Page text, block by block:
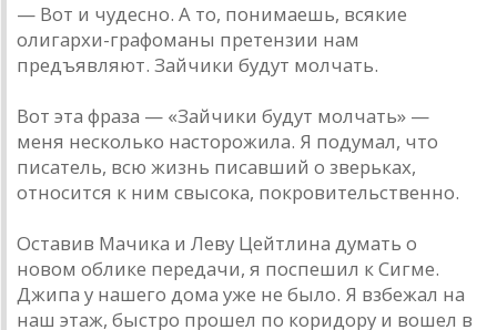
— Вот и чудесно. А то, понимаешь, всякие
олигархи-графоманы претензии нам
предъявляют. Зайчики будут молчать.
Вот эта фраза — «Зайчики будут молчать» —
меня несколько насторожила. Я подумал, что
писатель, всю жизнь писавший о зверьках,
относится к ним свысока, покровительственно.
Оставив Мачика и Леву Цейтлина думать о
новом облике передачи, я поспешил к Сигме.
Джипа у нашего дома уже не было. Я взбежал на
наш этаж, быстро прошел по коридору и вошел в